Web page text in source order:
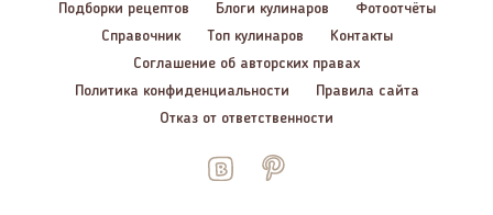
Подборки рецептов Блоги кулинаров
Фотоотчёты
Справочник
Топ кулинаров
Контакты
Соглашение об авторских правах
Политика конфиденциальности
Правила сайта
Отказ от ответственности